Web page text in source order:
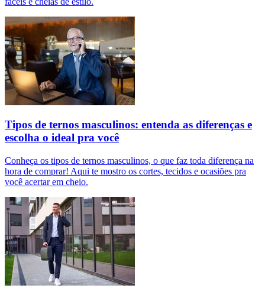
Tipos de ternos masculinos: entenda as diferenças e
escolha o ideal pra você
Conheça os tipos de ternos masculinos, o que faz toda diferença na
hora de comprar! Aqui te mostro os cortes, tecidos e ocasiões pra
você acertar em cheio.